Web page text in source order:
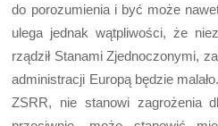
do porozumienia i być może
ulega jednak wątpliwości, że
rządził Stanami Zjednoczonymi,
administracji Europą będzie
ZSRR, nie stanowi zagrożenia